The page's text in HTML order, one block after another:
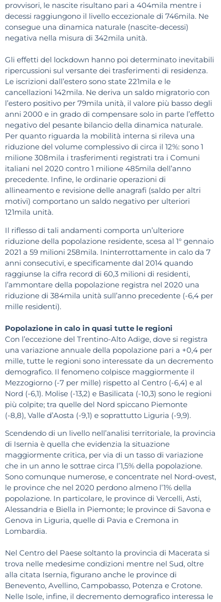
provvisori, le nascite risultano pari a 404mila mentre i
decessi raggiungono il livello eccezionale di 746mila. Ne
consegue una dinamica naturale (nascite-decessi)
negativa nella misura di 342mila unità.
Gli effetti del lockdown hanno poi determinato inevitabili
ripercussioni sul versante dei trasferimenti di residenza.
Le iscrizioni dall’estero sono state 221mila e le
cancellazioni 142mila. Ne deriva un saldo migratorio con
l’estero positivo per 79mila unità, il valore più basso degli
anni 2000 e in grado di compensare solo in parte l’effetto
negativo del pesante bilancio della dinamica naturale.
Per quanto riguarda la mobilità interna si rileva una
riduzione del volume complessivo di circa il 12%: sono 1
milione 308mila i trasferimenti registrati tra i Comuni
italiani nel 2020 contro 1 milione 485mila dell’anno
precedente. Infine, le ordinarie operazioni di
allineamento e revisione delle anagrafi (saldo per altri
motivi) comportano un saldo negativo per ulteriori
121mila unità.
Il riflesso di tali andamenti comporta un’ulteriore
riduzione della popolazione residente, scesa al 1° gennaio
2021 a 59 milioni 258mila. Ininterrottamente in calo da 7
anni consecutivi, e specificamente dal 2014 quando
raggiunse la cifra record di 60,3 milioni di residenti,
l’ammontare della popolazione registra nel 2020 una
riduzione di 384mila unità sull’anno precedente (-6,4 per
mille residenti).
Popolazione in calo in quasi tutte le regioni
Con l’eccezione del Trentino-Alto Adige, dove si registra
una variazione annuale della popolazione pari a +0,4 per
mille, tutte le regioni sono interessate da un decremento
demografico. Il fenomeno colpisce maggiormente il
Mezzogiorno (-7 per mille) rispetto al Centro (-6,4) e al
Nord (-6,1). Molise (-13,2) e Basilicata (-10,3) sono le regioni
più colpite; tra quelle del Nord spiccano Piemonte
(-8,8), Valle d’Aosta (-9,1) e soprattutto Liguria (-9,9).
Scendendo di un livello nell’analisi territoriale, la provincia
di Isernia è quella che evidenzia la situazione
maggiormente critica, per via di un tasso di variazione
che in un anno le sottrae circa l’1,5% della popolazione.
Sono comunque numerose, e concentrate nel Nord-ovest,
le province che nel 2020 perdono almeno l’1% della
popolazione. In particolare, le province di Vercelli, Asti,
Alessandria e Biella in Piemonte; le province di Savona e
Genova in Liguria, quelle di Pavia e Cremona in
Lombardia.
Nel Centro del Paese soltanto la provincia di Macerata si
trova nelle medesime condizioni mentre nel Sud, oltre
alla citata Isernia, figurano anche le province di
Benevento, Avellino, Campobasso, Potenza e Crotone.
Nelle Isole, infine, il decremento demografico interessa le